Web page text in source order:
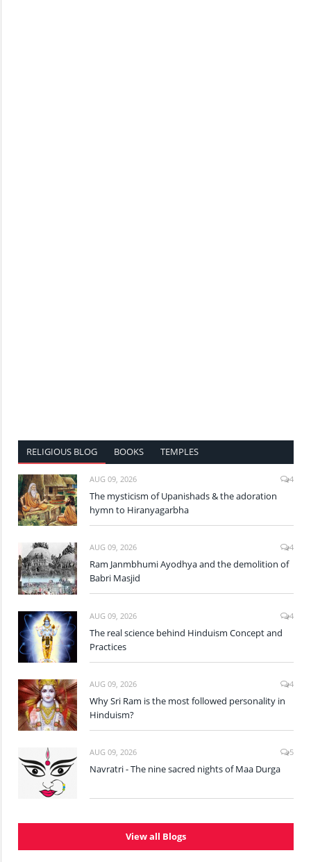
RELIGIOUS BLOG BOOKS TEMPLES
AUG 09, 2026 4
The mysticism of Upanishads & the adoration
hymn to Hiranyagarbha
AUG 09, 2026 4
Ram Janmbhumi Ayodhya and the demolition of
Babri Masjid
AUG 09, 2026 4
The real science behind Hinduism Concept and
Practices
AUG 09, 2026 4
Why Sri Ram is the most followed personality in
Hinduism?
AUG 09, 2026 5
Navratri - The nine sacred nights of Maa Durga
View all Blogs